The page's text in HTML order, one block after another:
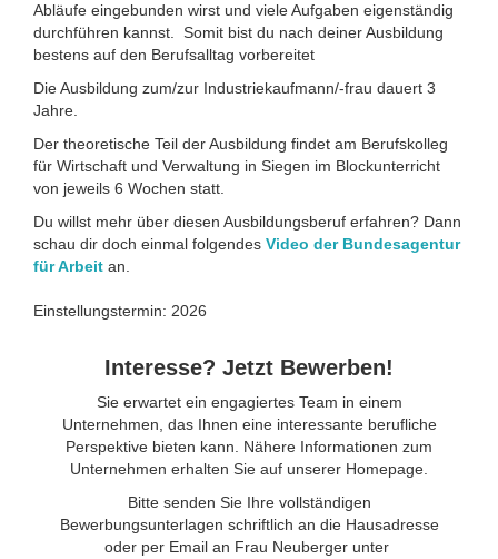
Abläufe eingebunden wirst und viele Aufgaben eigenständig
durchführen kannst. Somit bist du nach deiner Ausbildung
bestens auf den Berufsalltag vorbereitet
Die Ausbildung zum/zur Industriekaufmann/-frau dauert 3
Jahre.
Der theoretische Teil der Ausbildung findet am Berufskolleg
für Wirtschaft und Verwaltung in Siegen im Blockunterricht
von jeweils 6 Wochen statt.
Du willst mehr über diesen Ausbildungsberuf erfahren? Dann
schau dir doch einmal folgendes Video der Bundesagentur
für Arbeit an.
Einstellungstermin: 2026
Interesse? Jetzt Bewerben!
Sie erwartet ein engagiertes Team in einem
Unternehmen, das Ihnen eine interessante berufliche
Perspektive bieten kann. Nähere Informationen zum
Unternehmen erhalten Sie auf unserer Homepage.
Bitte senden Sie Ihre vollständigen
Bewerbungsunterlagen schriftlich an die Hausadresse
oder per Email an Frau Neuberger unter